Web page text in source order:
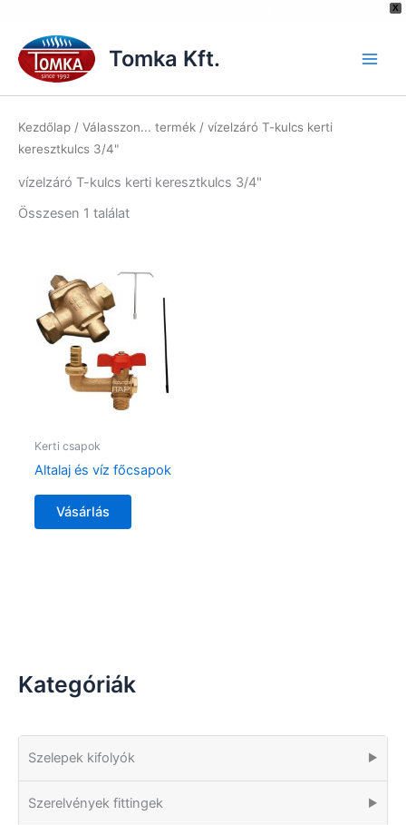
X
content
Tomka Kft.
Kategóriák
Szelepek kifolyók ▶
Szerelvények fittingek ▶
Kezdőlap / Válasszon... termék / vízelzáró T-kulcs kerti
keresztkulcs 3/4"
vízelzáró T-kulcs kerti keresztkulcs 3/4"
Összesen 1 találat
Kerti csapok
Altalaj és víz főcsapok
Vásárlás